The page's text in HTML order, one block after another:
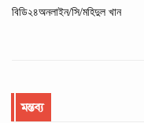
বিডি২৪অনলাইন/সি/মহিদুল খান
মন্তব্য